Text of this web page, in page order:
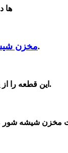
ها
مخزندر جلوی خودرو و پشت سپرهای خودرو نصب می شود.
این قطعه را از پلاستیک های با دوام که بتوانند در برابر گرمای حاصل از کارکردن موتور خودرو می سازند.
شور ما بین 2 تا 4 لیتر است. پیشنهاد می‌شود،